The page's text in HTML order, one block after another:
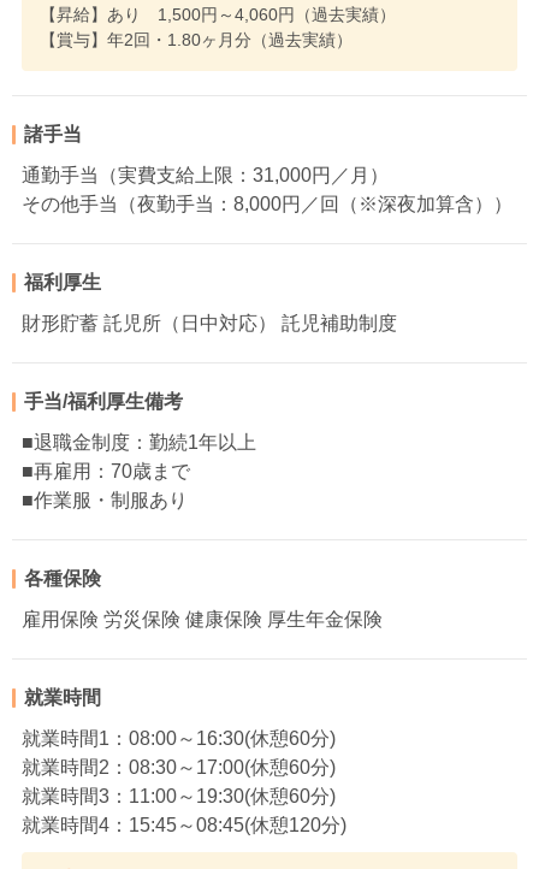
【昇給】あり 1,500円～4,060円（過去実績）
【賞与】年2回・1.80ヶ月分（過去実績）
諸手当
通勤手当（実費支給上限：31,000円／月）
その他手当（夜勤手当：8,000円／回（※深夜加算含））
福利厚生
財形貯蓄 託児所（日中対応） 託児補助制度
手当/福利厚生備考
■退職金制度：勤続1年以上
■再雇用：70歳まで
■作業服・制服あり
各種保険
雇用保険 労災保険 健康保険 厚生年金保険
就業時間
就業時間1：08:00～16:30(休憩60分)
就業時間2：08:30～17:00(休憩60分)
就業時間3：11:00～19:30(休憩60分)
就業時間4：15:45～08:45(休憩120分)